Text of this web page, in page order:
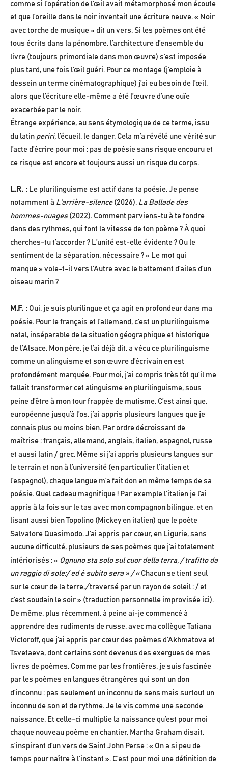
comme si l’opération de l’œil avait métamorphosé mon écoute
et que l’oreille dans le noir inventait une écriture neuve. « Noir
avec torche de musique » dit un vers. Si les poèmes ont été
tous écrits dans la pénombre, l’architecture d’ensemble du
livre (toujours primordiale dans mon œuvre) s’est imposée
plus tard, une fois l’œil guéri. Pour ce montage (j’emploie à
dessein un terme cinématographique) j’ai eu besoin de l’œil,
alors que l’écriture elle-même a été l’œuvre d’une ouïe
exacerbée par le noir.
Étrange expérience, au sens étymologique de ce terme, issu
du latin periri, l’écueil, le danger. Cela m’a révélé une vérité sur
l’acte d’écrire pour moi : pas de poésie sans risque encouru et
ce risque est encore et toujours aussi un risque du corps.
L.R. : Le plurilinguisme est actif dans ta poésie. Je pense
notamment à L’arrière-silence(2026), La Ballade des
hommes-nuages(2022). Comment parviens-tu à te fondre
dans des rythmes, qui font la vitesse de ton poème ? À quoi
cherches-tu t’accorder ? L’unité est-elle évidente ? Ou le
sentiment de la séparation, nécessaire ? « Le mot qui
manque » vole-t-il vers l’Autre avec le battement d’ailes d’un
oiseau marin ?
M.F. : Oui, je suis plurilingue et ça agit en profondeur dans ma
poésie. Pour le français et l’allemand, c’est un plurilinguisme
natal, inséparable de la situation géographique et historique
de l’Alsace. Mon père, je l’ai déjà dit, a vécu ce plurilinguisme
comme un alinguisme et son œuvre d’écrivain en est
profondément marquée. Pour moi, j’ai compris très tôt qu’il me
fallait transformer cet alinguisme en plurilinguisme, sous
peine d’être à mon tour frappée de mutisme. C’est ainsi que,
européenne jusqu’à l’os, j’ai appris plusieurs langues que je
connais plus ou moins bien. Par ordre décroissant de
maîtrise : français, allemand, anglais, italien, espagnol, russe
et aussi latin / grec. Même si j’ai appris plusieurs langues sur
le terrain et non à l’université (en particulier l’italien et
l’espagnol), chaque langue m’a fait don en même temps de sa
poésie. Quel cadeau magnifique ! Par exemple l’italien je l’ai
appris à la fois sur le tas avec mon compagnon bilingue, et en
lisant aussi bien Topolino (Mickey en italien) que le poète
Salvatore Quasimodo. J’ai appris par cœur, en Ligurie, sans
aucune difficulté, plusieurs de ses poèmes que j’ai totalement
intériorisés : « Ognuno sta solo sul cuor della terra, / trafitto da
un raggio di sole:/ ed è subito sera » / « Chacun se tient seul
sur le cœur de la terre,/traversé par un rayon de soleil : / et
c’est soudain le soir » (traduction personnelle improvisée ici).
De même, plus récemment, à peine ai-je commencé à
apprendre des rudiments de russe, avec ma collègue Tatiana
Victoroff, que j’ai appris par cœur des poèmes d’Akhmatova et
Tsvetaeva, dont certains sont devenus des exergues de mes
livres de poèmes. Comme par les frontières, je suis fascinée
par les poèmes en langues étrangères qui sont un don
d’inconnu : pas seulement un inconnu de sens mais surtout un
inconnu de son et de rythme. Je le vis comme une seconde
naissance. Et celle-ci multiplie la naissance qu’est pour moi
chaque nouveau poème en chantier. Martha Graham disait,
s’inspirant d’un vers de Saint John Perse : « On a si peu de
temps pour naître à l’instant ». C’est pour moi une définition de